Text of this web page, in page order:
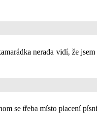
nerada vidí, že
se třeba místo placení